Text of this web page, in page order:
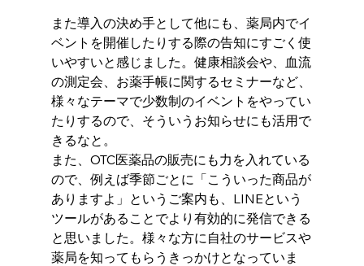
また導入の決め手として他にも、薬局内でイ
ベントを開催したりする際の告知にすごく使
いやすいと感じました。健康相談会や、血流
の測定会、お薬手帳に関するセミナーなど、
様々なテーマで少数制のイベントをやってい
たりするので、そういうお知らせにも活用で
きるなと。
また、OTC医薬品の販売にも力を入れている
ので、例えば季節ごとに「こういった商品が
ありますよ」というご案内も、LINEという
ツールがあることでより有効的に発信できる
と思いました。様々な方に自社のサービスや
薬局を知ってもらうきっかけとなっていま